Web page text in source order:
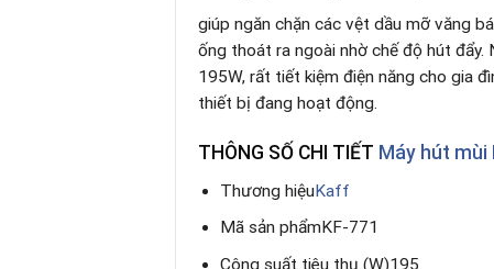
giúp ngăn chặn các vệt dầu mỡ văng
ống thoát ra ngoài nhờ chế độ hút đẩy.
195W, rất tiết kiệm điện năng cho gia
thiết bị đang hoạt động.
THÔNG SỐ CHI TIẾT Máy hút mùi
Thương hiệuKaff
Mã sản phẩmKF-771
Công suất tiêu thụ (W)195